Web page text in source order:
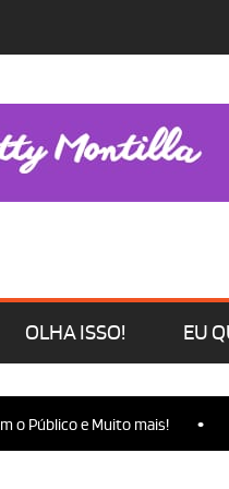
OLHA ISSO! EU
Público e Muito mais!